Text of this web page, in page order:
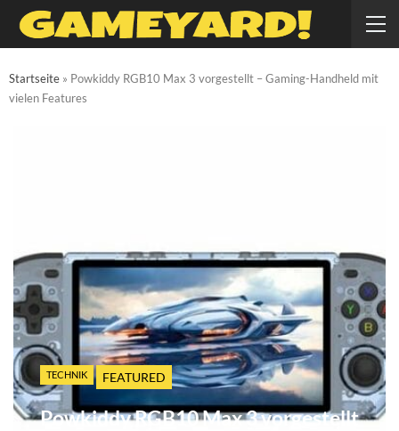
Startseite » Powkiddy RGB10 Max 3 vorgestellt – Gaming-Handheld mit
vielen Features
TECHNIK FEATURED
Powkiddy RGB10 Max 3 vorgestellt